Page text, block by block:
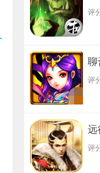
评
聊
评
远
评